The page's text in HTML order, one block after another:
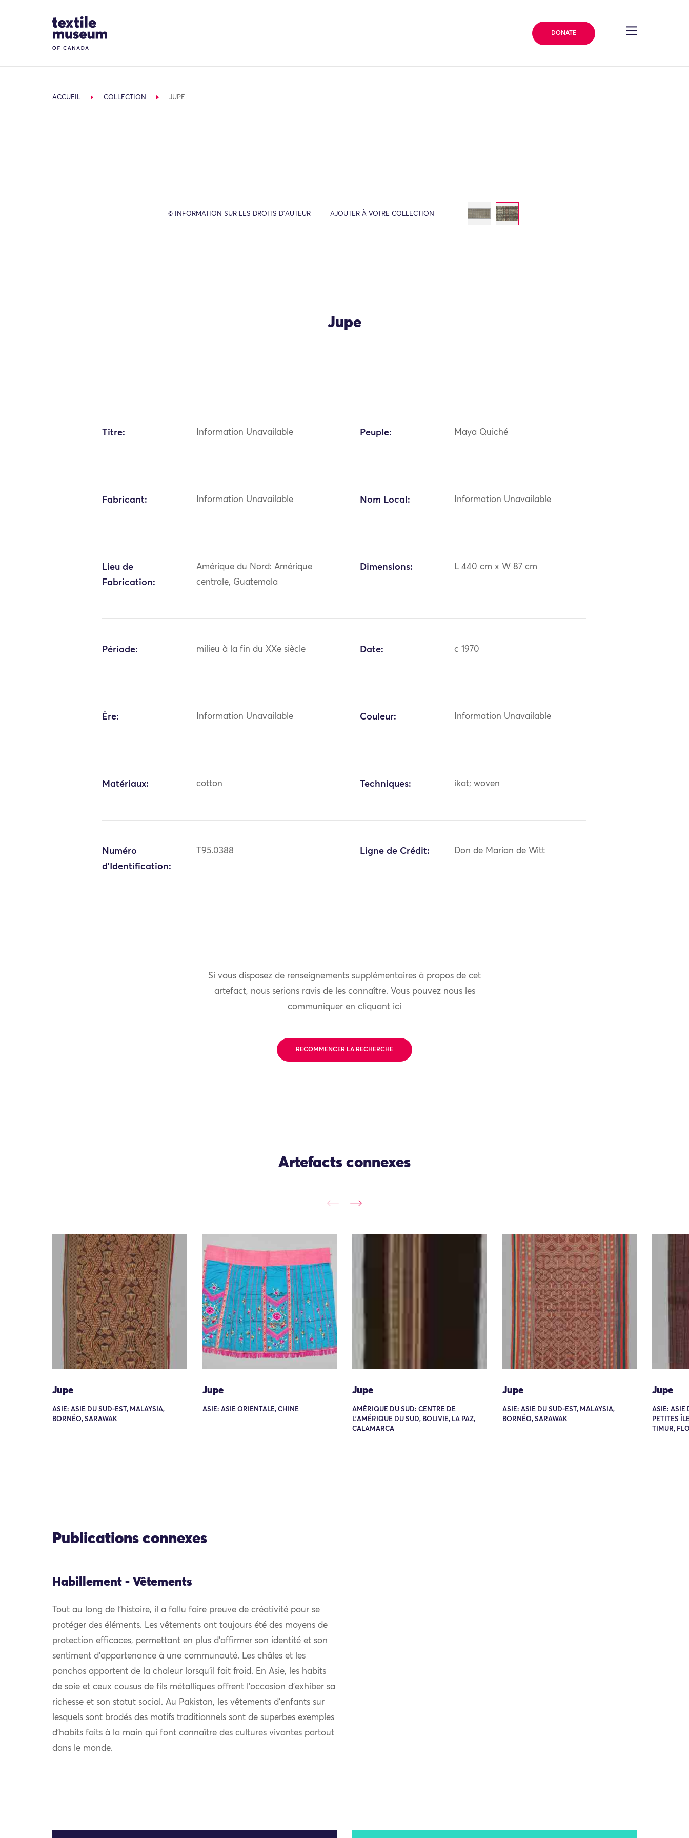
Site Logo
DONATE
ACCUEIL COLLECTION JUPE
© INFORMATION SUR LES DROITS D’AUTEUR AJOUTER À VOTRE COLLECTION
Jupe
Titre: Information Unavailable Peuple: Maya Quiché
Fabricant: Information Unavailable Nom Local: Information Unavailable
Lieu de
Fabrication:
Amérique du Nord: Amérique
centrale, Guatemala
Dimensions: L 440 cm x W 87 cm
Période: milieu à la fin du XXe siècle Date: c 1970
Ère: Information Unavailable Couleur: Information Unavailable
Matériaux: cotton Techniques: ikat; woven
Numéro
d'Identification:
T95.0388 Ligne de Crédit: Don de Marian de Witt
Si vous disposez de renseignements supplémentaires à propos de cet
artefact, nous serions ravis de les connaître. Vous pouvez nous les
communiquer en cliquant ici
RECOMMENCER LA RECHERCHE
Artefacts connexes
Jupe
ASIE: ASIE DU SUD-EST, MALAYSIA,
BORNÉO, SARAWAK
Jupe
ASIE: ASIE ORIENTALE, CHINE
Jupe
AMÉRIQUE DU SUD: CENTRE DE
L'AMÉRIQUE DU SUD, BOLIVIE, LA PAZ,
CALAMARCA
Jupe
ASIE: ASIE DU SUD-EST, MALAYSIA,
BORNÉO, SARAWAK
Jupe
ASIE: ASIE
PETITES
TIMUR,
Publications connexes
Habillement - Vêtements
Tout au long de l’histoire, il a fallu faire preuve de créativité pour se
protéger des éléments. Les vêtements ont toujours été des moyens de
protection efficaces, permettant en plus d’affirmer son identité et son
sentiment d’appartenance à une communauté. Les châles et les
ponchos apportent de la chaleur lorsqu’il fait froid. En Asie, les habits
de soie et ceux cousus de fils métalliques offrent l’occasion d’exhiber sa
richesse et son statut social. Au Pakistan, les vêtements d’enfants sur
lesquels sont brodés des motifs traditionnels sont de superbes exemples
d’habits faits à la main qui font connaître des cultures vivantes partout
dans le monde.